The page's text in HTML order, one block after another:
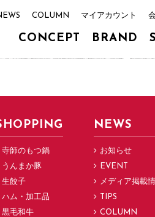
COLUMN マイアカウント
CONCEPT BRAND
寺師のもつ鍋
うんまか豚
生餃子
ハム・加工品
黒毛和牛
NEWS
お知らせ
EVENT
メディア掲載
TIPS
COLUMN